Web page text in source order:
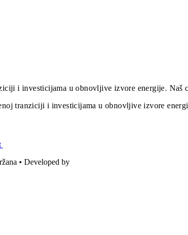
i investicijama u obnovljive izvore energije.
tranziciji i investicijama u obnovljive izvore
• Developed by